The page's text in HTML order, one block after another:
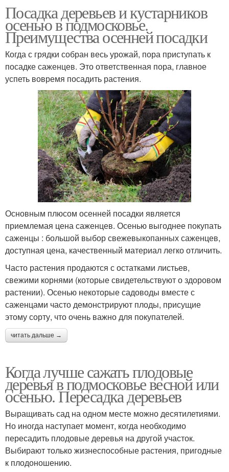
Посадка деревьев и кустарников
осенью в подмосковье.
Преимущества осенней посадки
Когда с грядки собран весь урожай, пора приступать к
посадке саженцев. Это ответственная пора, главное
успеть вовремя посадить растения.
Основным плюсом осенней посадки является
приемлемая цена саженцев. Осенью выгоднее покупать
саженцы : большой выбор свежевыкопанных саженцев,
доступная цена, качественный материал легко отличить.
Часто растения продаются с остатками листьев,
свежими корнями (которые свидетельствуют о здоровом
растении). Осенью некоторые садоводы вместе с
саженцами часто демонстрируют плоды, присущие
этому сорту, что очень важно для покупателей.
читать дальше →
Когда лучше сажать плодовые
деревья в подмосковье весной или
осенью. Пересадка деревьев
Выращивать сад на одном месте можно десятилетиями.
Но иногда наступает момент, когда необходимо
пересадить плодовые деревья на другой участок.
Выбирают только жизнеспособные растения, пригодные
к плодоношению.